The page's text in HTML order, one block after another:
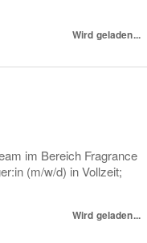
Wird geladen...
im Bereich Fragrance
(m/w/d) in Vollzeit;
Wird geladen...